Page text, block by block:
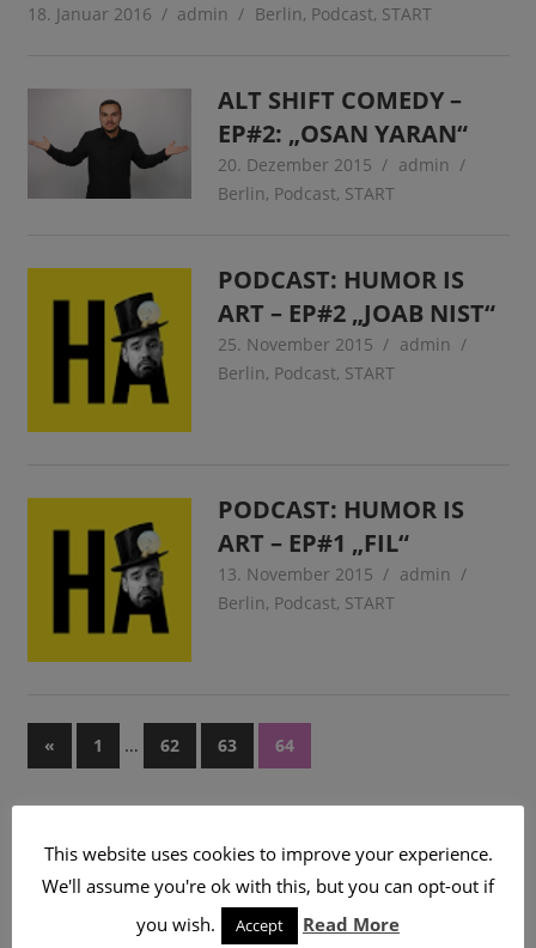
18. Januar 2016 admin Berlin, Podcast, START
ALT SHIFT COMEDY –
EP#2: „OSAN YARAN“
20. Dezember 2015
admin
Berlin, Podcast, START
PODCAST: HUMOR IS
ART – EP#2 „JOAB NIST“
25. November 2015
admin
Berlin, Podcast, START
PODCAST: HUMOR IS
ART – EP#1 „FIL“
13. November 2015
admin
Berlin, Podcast, START
Seitennummerierung
Beiträge
«Vorherige
Beiträge
1 … 62 63 64
This website uses cookies to improve your experience.
We'll assume you're ok with this, but you can opt-out if
you wish.
Accept Read More